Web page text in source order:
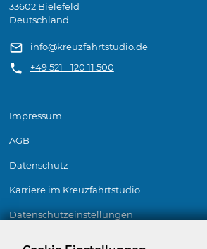
33602 Bielefeld
Deutschland
info@kreuzfahrtstudio.de
+49 521 - 120 11 500
Impressum
AGB
Datenschutz
Karriere im Kreuzfahrtstudio
Datenschutz­einstellungen